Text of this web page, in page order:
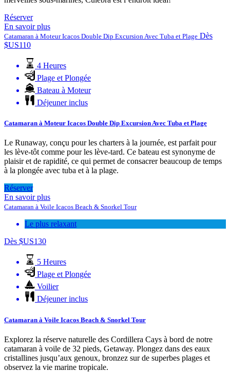
Réserver
En savoir plus
Catamaran à Moteur Icacos Double Dip Excursion Avec Tuba et Plage Dès
$US110
4 Heures
Plage et Plongée
Bateau à Moteur
Déjeuner inclus
Catamaran à Moteur Icacos Double Dip Excursion Avec Tuba et Plage
Le Runaway, conçu pour les charters à la journée, est parfait pour
les lève-tôt comme pour les lève-tard. Ce bateau est synonyme de
plaisir et de rapidité, ce qui permet de consacrer beaucoup de temps
à la plongée avec tuba et à la plage.
Réserver
En savoir plus
Catamaran à Voile Icacos Beach & Snorkel Tour
Le plus relaxant
Dès $US130
5 Heures
Plage et Plongée
Voilier
Déjeuner inclus
Catamaran à Voile Icacos Beach & Snorkel Tour
Explorez la réserve naturelle des Cordillera Cays à bord de notre
catamaran à voile de 32 pieds, Getaway. Plongez dans des eaux
cristallines jusqu’aux genoux, bronzez sur de superbes plages et
observez la vie marine tropicale.